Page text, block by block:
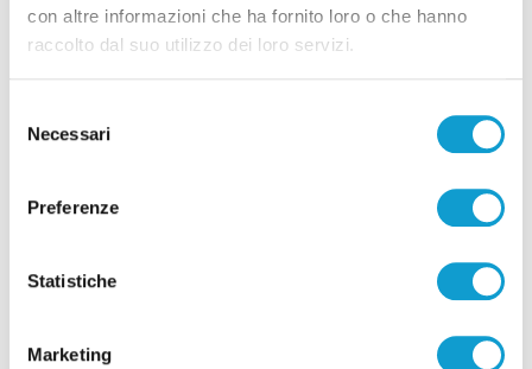
con altre informazioni che ha fornito loro o che hanno
raccolto dal suo utilizzo dei loro servizi.
delNecessari
Preferenze
Statistiche
Marketing
Ancona – La Befana porta doni e sorrisi ai
piccoli pazienti dell’ospedale Salesi